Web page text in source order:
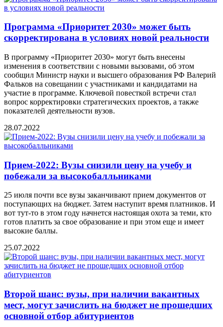
Программа «Приоритет 2030» может быть
скорректирована в условиях новой реальности
В программу «Приоритет 2030» могут быть внесены
изменения в соответствии с новыми вызовами, об этом
сообщил Министр науки и высшего образования РФ Валерий
Фальков на совещании с участниками и кандидатами на
участие в программе. Ключевой повесткой встречи стал
вопрос корректировки стратегических проектов, а также
показателей деятельности вузов.
28.07.2022
Прием-2022: Вузы снизили цену на учебу и
побежали за высокобалльниками
25 июля почти все вузы заканчивают прием документов от
поступающих на бюджет. Затем наступит время платников. И
вот тут-то в этом году начнется настоящая охота за теми, кто
готов платить за свое образование и при этом еще и имеет
высокие баллы.
25.07.2022
Второй шанс: вузы, при наличии вакантных
мест, могут зачислить на бюджет не прошедших
основной отбор абитуриентов